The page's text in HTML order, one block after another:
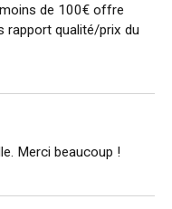
de 100€ offre
rapport qualité/prix du
Merci beaucoup !